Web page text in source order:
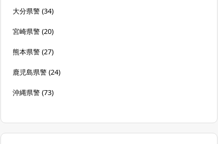
大分県警 (34)
宮崎県警 (20)
熊本県警 (27)
鹿児島県警 (24)
沖縄県警 (73)